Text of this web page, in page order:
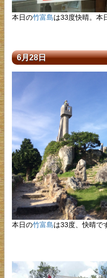
本日の竹富島は33度快晴。本
6月28日
本日の竹富島は33度、快晴で